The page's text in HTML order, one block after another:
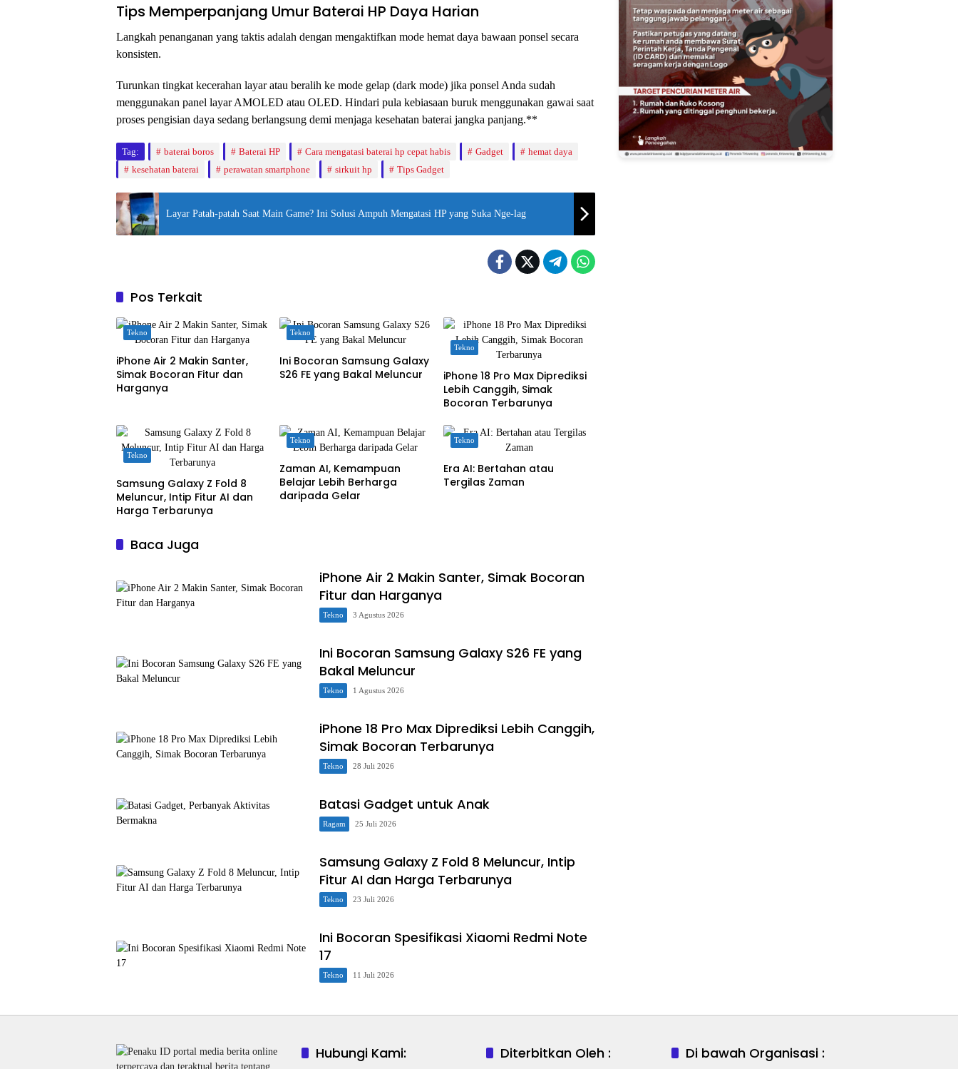
Tips Memperpanjang Umur Baterai HP Daya Harian
Langkah penanganan yang taktis adalah dengan mengaktifkan mode hemat daya bawaan ponsel secara
konsisten.
Turunkan tingkat kecerahan layar atau beralih ke mode gelap (dark mode) jika ponsel Anda sudah
menggunakan panel layar AMOLED atau OLED. Hindari pula kebiasaan buruk menggunakan gawai saat
proses pengisian daya sedang berlangsung demi menjaga kesehatan baterai jangka panjang.**
Tag: baterai boros Baterai HP Cara mengatasi baterai hp cepat habis Gadget
hemat daya
kesehatan baterai
perawatan smartphone sirkuit hp Tips Gadget
Layar Patah-patah Saat Main Game? Ini Solusi Ampuh Mengatasi HP yang Suka Nge-lag
Pos Terkait
Tekno
iPhone Air 2 Makin Santer,
Simak Bocoran Fitur dan
Harganya
Tekno
Ini Bocoran Samsung Galaxy
S26 FE yang Bakal Meluncur
Tekno
iPhone 18 Pro Max Diprediksi
Lebih Canggih, Simak
Bocoran Terbarunya
Tekno
Samsung Galaxy Z Fold 8
Meluncur, Intip Fitur AI dan
Harga Terbarunya
Tekno
Zaman AI, Kemampuan
Belajar Lebih Berharga
daripada Gelar
Tekno
Era AI: Bertahan atau
Tergilas Zaman
Baca Juga
iPhone Air 2 Makin Santer, Simak Bocoran
Fitur dan Harganya
Tekno 3 Agustus 2026
Ini Bocoran Samsung Galaxy S26 FE yang
Bakal Meluncur
Tekno 1 Agustus 2026
iPhone 18 Pro Max Diprediksi Lebih Canggih,
Simak Bocoran Terbarunya
Tekno 28 Juli 2026
Batasi Gadget untuk Anak
Ragam 25 Juli 2026
Samsung Galaxy Z Fold 8 Meluncur, Intip
Fitur AI dan Harga Terbarunya
Tekno 23 Juli 2026
Ini Bocoran Spesifikasi Xiaomi Redmi Note
17
Tekno 11 Juli 2026
Hubungi Kami: Diterbitkan Oleh : Di bawah Organisasi :